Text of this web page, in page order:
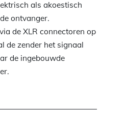
als akoestisch
ontvanger.
de XLR connectoren op
de zender het signaal
de ingebouwde